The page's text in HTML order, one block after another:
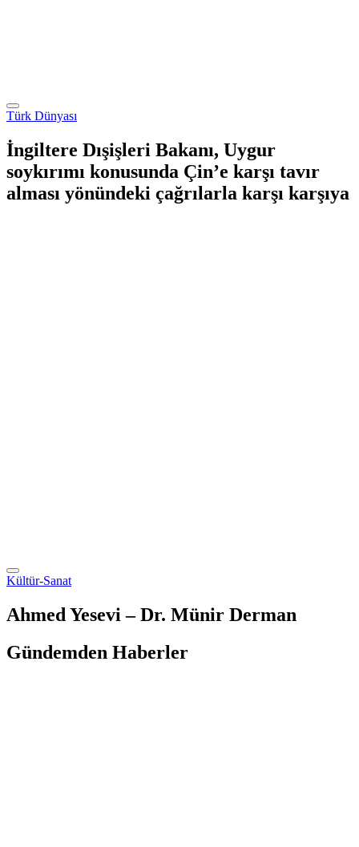
Türk Dünyası
İngiltere Dışişleri Bakanı, Uygur
soykırımı konusunda Çin’e karşı tavır
alması yönündeki çağrılarla karşı karşıya
Kültür-Sanat
Ahmed Yesevi – Dr. Münir Derman
Gündemden Haberler